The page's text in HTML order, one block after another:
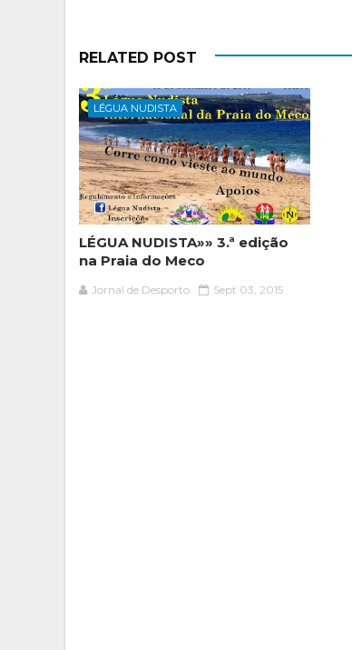
RELATED POST
LÉGUA NUDISTA
LÉGUA NUDISTA»» 3.ª edição
na Praia do Meco
Jornal de Desporto Sept 03, 2015